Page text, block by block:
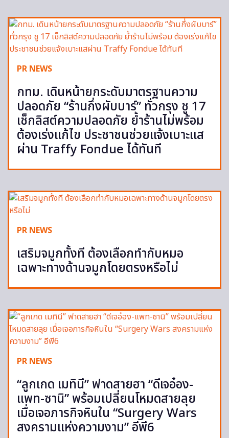
PR NEWS
กทม. เดินหน้ายกระดับมาตรฐานความ
ปลอดภัย “ร้านกึ่งผับบาร์” ทั่วกรุง ชู 17
เช็กลิสต์ความปลอดภัย ย้ำร้านไม่พร้อม
ต้องเร่งแก้ไข ประชาชนช่วยแจ้งเบาะแส
ผ่าน Traffy Fondue ได้ทันที
PR NEWS
เสริมจมูกทั้งที ต้องเลือกทำกับหมอ
เฉพาะทางด้านจมูกโดยตรงหรือไม่
PR NEWS
“ลูกเกด เมทินี” ฟาดสายฮา “ดีเจอ๋อง-
แพท-ซานิ” พร้อมเปลี่ยนโหมดสายลุย
เมื่อเจอภารกิจหินใน “Surgery Wars
สงครามแห่งความงาม” อีพี6